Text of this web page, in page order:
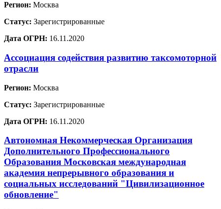
Регион: Москва
Статус: Зарегистрированные
Дата ОГРН: 16.11.2020
Ассоциация содействия развитию таксомоторной
отрасли
Регион: Москва
Статус: Зарегистрированные
Дата ОГРН: 16.11.2020
Автономная Некоммерческая Организация
Дополнительного Профессионального
Образования Московская международная
академия непрерывного образования и
социальных исследований "Цивилизационное
обновление"